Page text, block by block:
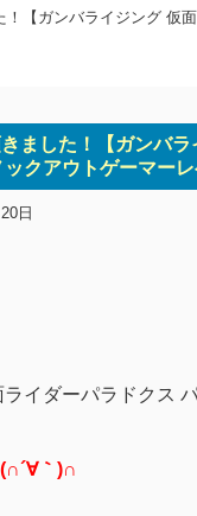
【ガンバライジング 仮
ました！【ガンバ
クアウトゲーマー
日
ライダーパラドクス
｀)∩